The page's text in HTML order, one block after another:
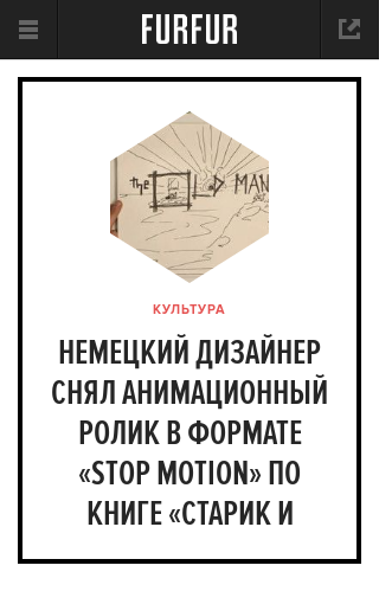
КУЛЬТУРА
НЕМЕЦКИЙ ДИЗАЙНЕР
СНЯЛ АНИМАЦИОННЫЙ
РОЛИК В ФОРМАТЕ
«STOP MOTION» ПО
КНИГЕ «СТАРИК И
МОРЕ»